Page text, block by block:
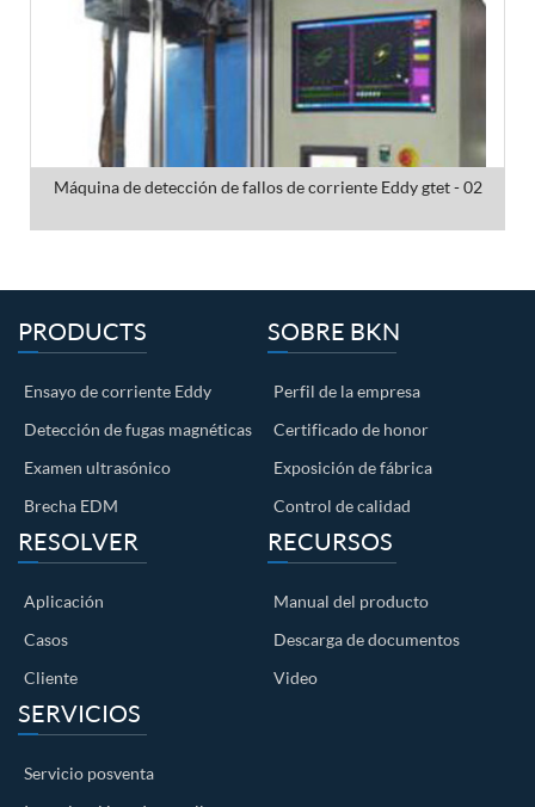
Máquina de detección de fallos de corriente Eddy gtet - 02
PRODUCTS
Ensayo de corriente Eddy
Detección de fugas magnéticas
Examen ultrasónico
Brecha EDM
SOBRE BKN
Perfil de la empresa
Certificado de honor
Exposición de fábrica
Control de calidad
RESOLVER
Aplicación
Casos
Cliente
RECURSOS
Manual del producto
Descarga de documentos
Video
SERVICIOS
Servicio posventa